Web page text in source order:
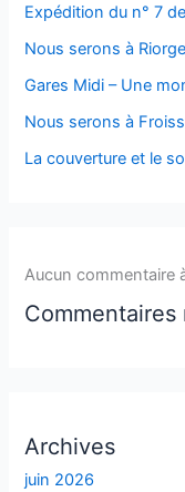
Expédition du n° 7
Nous serons à
Gares Midi – Une
Nous serons à
La couverture et le
Aucun commentaire
Commentaires
Archives
juin 2026